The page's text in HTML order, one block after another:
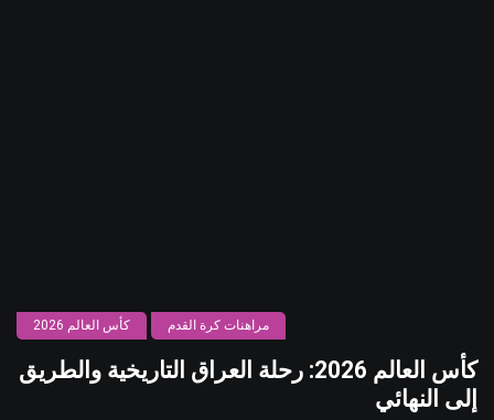
مراهنات كرة القدم كأس العالم 2026
كأس العالم 2026: رحلة العراق التاريخية والطريق
إلى النهائي